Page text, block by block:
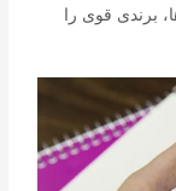
برندی قوی را